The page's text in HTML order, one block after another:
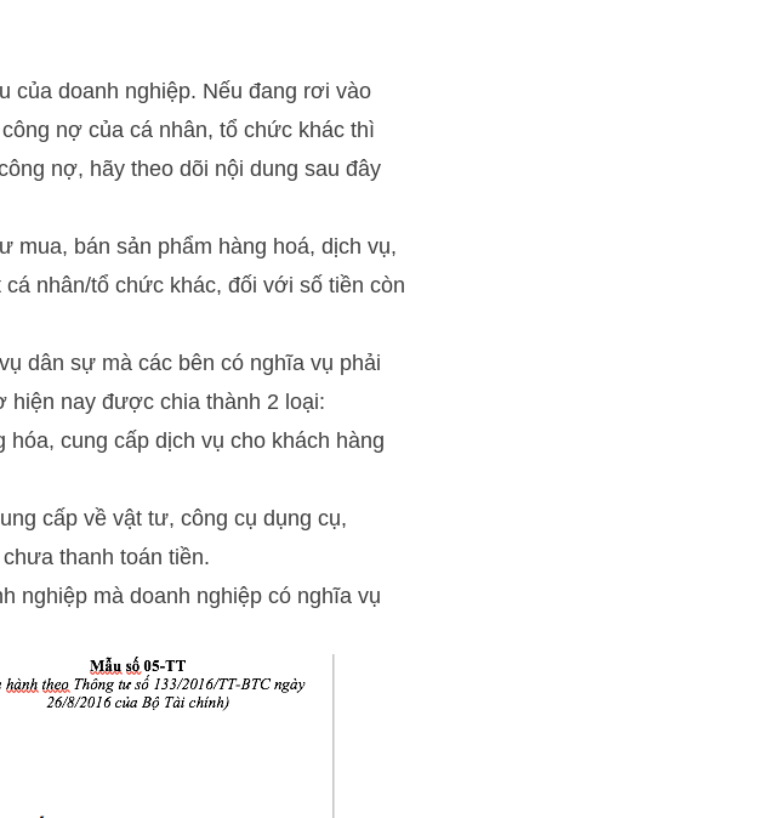
của doanh nghiệp. Nếu đang rơi vào
nợ của cá nhân, tổ chức khác thì
nợ, hãy theo dõi nội dung sau đây
mua, bán sản phẩm hàng hoá, dịch vụ,
nhân/tổ chức khác, đối với số tiền còn
dân sự mà các bên có nghĩa vụ phải
hiện nay được chia thành 2 loại:
cung cấp dịch vụ cho khách hàng
cấp về vật tư, công cụ dụng cụ,
thanh toán tiền.
nghiệp mà doanh nghiệp có nghĩa vụ